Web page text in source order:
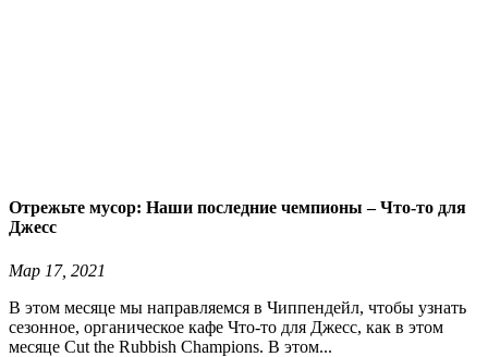
Отрежьте мусор: Наши последние чемпионы – Что-то для
Джесс
Мар 17, 2021
В этом месяце мы направляемся в Чиппендейл, чтобы узнать
сезонное, органическое кафе Что-то для Джесс, как в этом
месяце Cut the Rubbish Champions. В этом...